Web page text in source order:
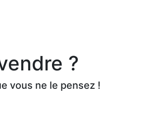
?
vous ne le pensez !